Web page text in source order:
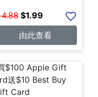
4.88 $1.99
由此查看